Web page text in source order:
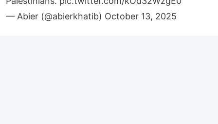
— Abier (@abierkhatib)October 13, 2025